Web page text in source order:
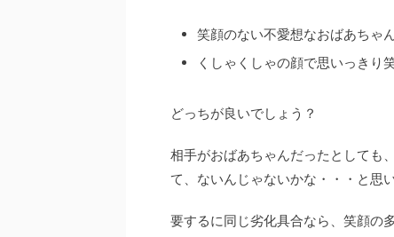
笑顔のない不愛想なおばあちゃ
くしゃくしゃの顔で思いっきり
どっちが良いでしょう？
相手がおばあちゃんだったとしても
て、ないんじゃないかな・・・と思い
要するに同じ劣化具合なら、笑顔の